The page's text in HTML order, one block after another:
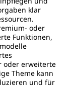
klar
oder
Funktionen,
oder erweiterte
Theme kann
und für